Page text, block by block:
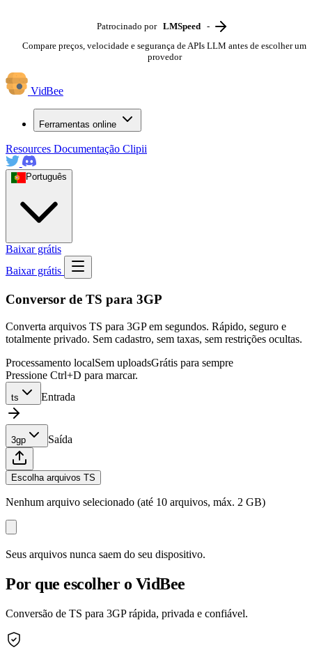
Patrocinado por LMSpeed -
Compare preços, velocidade e segurança de APIs LLM antes de escolher um
provedor
VidBee
Ferramentas online
Resources Documentação Clipii
Português
Baixar grátis
Baixar grátis
Conversor de TS para 3GP
Converta arquivos TS para 3GP em segundos. Rápido, seguro e
totalmente privado. Sem cadastro, sem taxas, sem restrições ocultas.
Processamento localSem uploadsGrátis para sempre
Pressione Ctrl+D para marcar.
ts Entrada
3gp Saída
Escolha arquivos TS
Nenhum arquivo selecionado (até 10 arquivos, máx. 2 GB)
Seus arquivos nunca saem do seu dispositivo.
Por que escolher o VidBee
Conversão de TS para 3GP rápida, privada e confiável.